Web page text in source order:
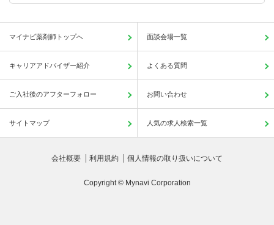
マイナビ薬剤師トップへ 面談会場一覧
キャリアアドバイザー紹介 よくある質問
ご入社後のアフターフォロー お問い合わせ
サイトマップ 人気の求人検索一覧
会社概要 利用規約 個人情報の取り扱いについて
Copyright © Mynavi Corporation